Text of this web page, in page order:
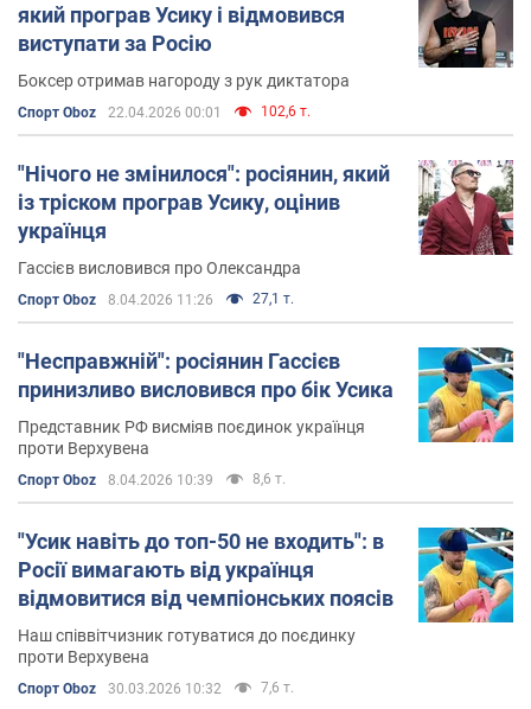
який програв Усику і відмовився
виступати за Росію
Боксер отримав нагороду з рук диктатора
Спорт Oboz 22.04.2026 00:01 102,6 т.
"Нічого не змінилося": росіянин, який
із тріском програв Усику, оцінив
українця
Гассієв висловився про Олександра
Спорт Oboz 8.04.2026 11:26 27,1 т.
"Несправжній": росіянин Гассієв
принизливо висловився про бік Усика
Представник РФ висміяв поєдинок українця
проти Верхувена
Спорт Oboz 8.04.2026 10:39 8,6 т.
"Усик навіть до топ-50 не входить": в
Росії вимагають від українця
відмовитися від чемпіонських поясів
Наш співвітчизник готуватися до поєдинку
проти Верхувена
Спорт Oboz 30.03.2026 10:32 7,6 т.